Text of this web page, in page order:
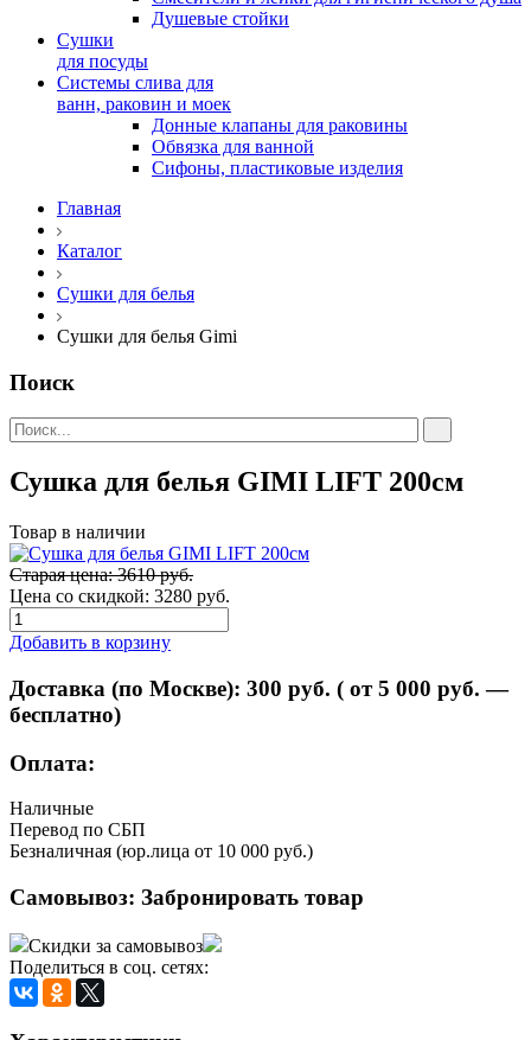
Душевые стойки
Сушки
для посуды
Системы слива для
ванн, раковин и моек
Донные клапаны для раковины
Обвязка для ванной
Сифоны, пластиковые изделия
Главная
Каталог
Сушки для белья
Сушки для белья Gimi
Поиск
Сушка для белья GIMI LIFT 200см
Товар в наличии
Старая цена: 3610 руб.
Цена со скидкой: 3280 руб.
Добавить в корзину
Доставка (по Москве): 300 руб. ( от 5 000 руб. —
бесплатно)
Оплата:
Наличные
Перевод по СБП
Безналичная (юр.лица от 10 000 руб.)
Самовывоз: Забронировать товар
Скидки за самовывоз
Поделиться в соц. сетях: